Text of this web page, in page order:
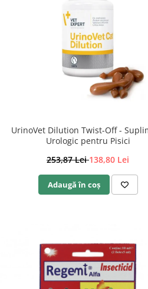
UrinoVet Dilution Twist-Off -
Urologic pentru Pisici
253,87 Lei138,80 Lei
Adaugă în coș